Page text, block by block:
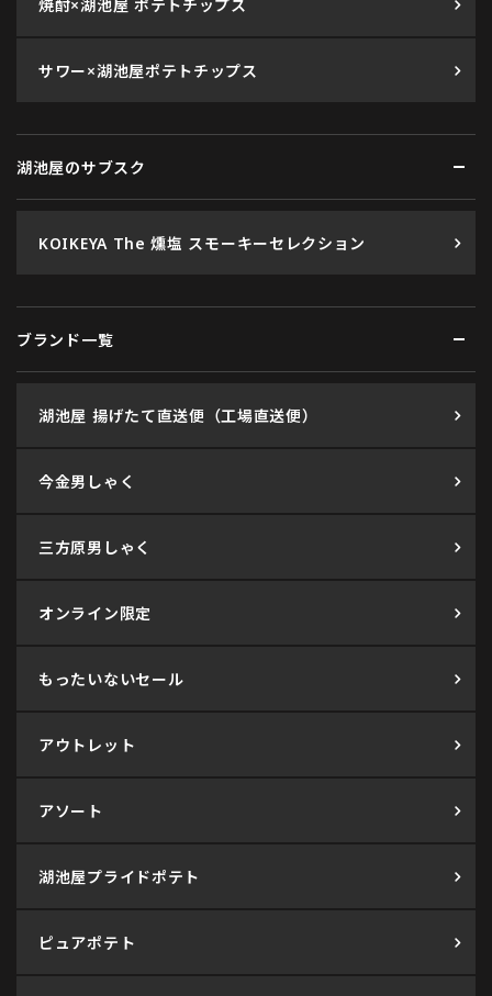
焼酎×湖池屋 ポテトチップス
サワー×湖池屋ポテトチップス
湖池屋のサブスク
KOIKEYA The 燻塩 スモーキーセレクション
ブランド一覧
湖池屋 揚げたて直送便（工場直送便）
今金男しゃく
三方原男しゃく
オンライン限定
もったいないセール
アウトレット
アソート
湖池屋プライドポテト
ピュアポテト